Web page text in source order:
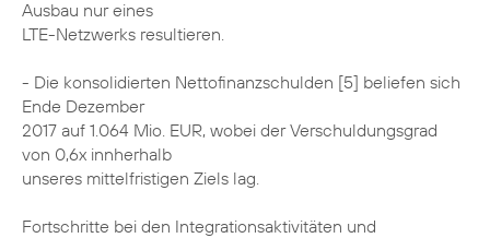
Ausbau nur eines
LTE-Netzwerks resultieren.
- Die konsolidierten Nettofinanzschulden [5] beliefen sich
Ende Dezember
2017 auf 1.064 Mio. EUR, wobei der Verschuldungsgrad
von 0,6x innherhalb
unseres mittelfristigen Ziels lag.
Fortschritte bei den Integrationsaktivitäten und